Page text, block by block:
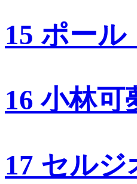
15 ポー
16 小林可
17 セル